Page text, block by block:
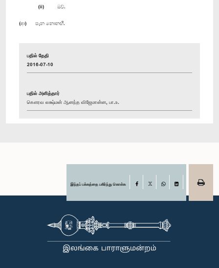
(ii) ඔව්.
(ආ) පැන නොනඟී.
பதில் தேதி
2016-07-10
பதில் அளித்தார்
கௌரவ லக்ஷ்மன் ஆனந்த விஜேமான்ன, பா.உ.
இந்தப் பக்கத்தை பகிர்ந்து கொள்க Facebook